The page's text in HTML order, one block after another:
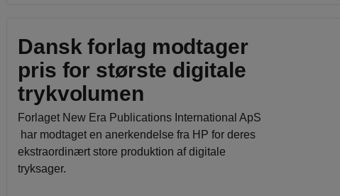
Dansk forlag modtager
pris for største digitale
trykvolumen
Forlaget New Era Publications International ApS
har modtaget en anerkendelse fra HP for deres
ekstraordinært store produktion af digitale
tryksager.